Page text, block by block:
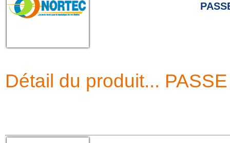
Détail du produit...